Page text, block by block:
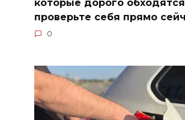
которые дорого
проверьте себя прямо
0